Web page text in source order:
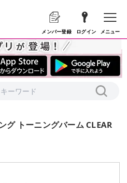
メンバー登録 ログイン メニュー
グ トーニングバーム CLEAR